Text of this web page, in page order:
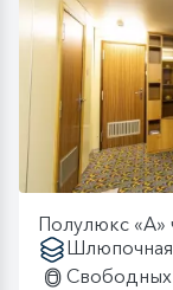
Полулюкс «А»
Шлюпочная
Свободных